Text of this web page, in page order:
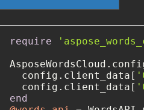
require
  config.client_data[
  config.client_data[
end